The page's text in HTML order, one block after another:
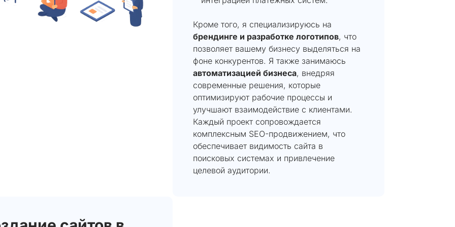
Кроме того, я специализируюсь на
брендинге и разработке логотипов, что
позволяет вашему бизнесу выделяться на
фоне конкурентов. Я также занимаюсь
автоматизацией бизнеса, внедряя
современные решения, которые
оптимизируют рабочие процессы и
улучшают взаимодействие с клиентами.
Каждый проект сопровождается
комплексным SEO-продвижением, что
обеспечивает видимость сайта в
поисковых системах и привлечение
целевой аудитории.